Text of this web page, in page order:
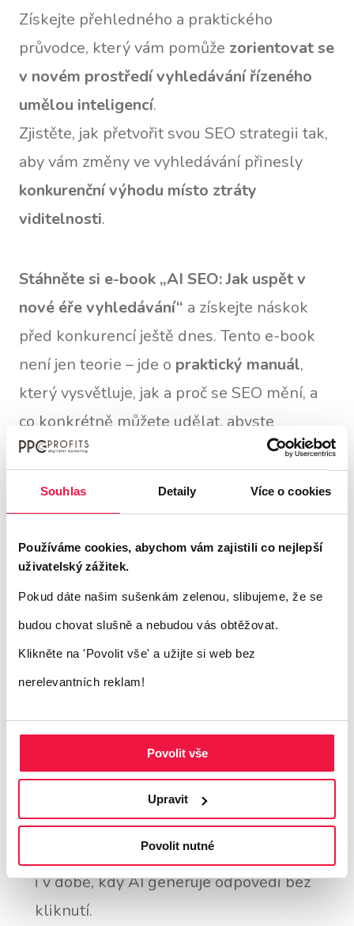
Souhlas Detaily Více o cookies
Používáme cookies, abychom vám zajistili co nejlepší
uživatelský zážitek.
Pokud dáte našim sušenkám zelenou, slibujeme, že se
budou chovat slušně a nebudou vás obtěžovat.
Klikněte na 'Povolit vše' a užijte si web bez
nerelevantních reklam!
Povolit vše
Upravit
Povolit nutné
Získejte přehledného a praktického
průvodce, který vám pomůže zorientovat se
v novém prostředí vyhledávání řízeného
umělou inteligencí.
Zjistěte, jak přetvořit svou SEO strategii tak,
aby vám změny ve vyhledávání přinesly
konkurenční výhodu místo ztráty
viditelnosti.
Stáhněte si e-book „AI SEO: Jak uspět v
nové éře vyhledávání“ a získejte náskok
před konkurencí ještě dnes. Tento e-book
není jen teorie – jde o praktický manuál,
který vysvětluje, jak a proč se SEO mění, a
co konkrétně můžete udělat, abyste
s těmito změnami dokázali držet krok.
S e-bookemAI SEO: Jak uspět v nové éře
vyhledávání získáte jasný přehled
klíčových principů
umělé inteligence hodnotí weby. Naučíte
se, jakvytvářet obsah, který bude dobře
fungovat nejen v klasickém SERPu, ale i v
prostředí generativního vyhledávání
Komu je e-book určen?
Majitelům webů a e-shopů, kteří chtějí
zůstat viditelní v organickém vyhledávání
i v době, kdy AI generuje odpovědi bez
kliknutí.